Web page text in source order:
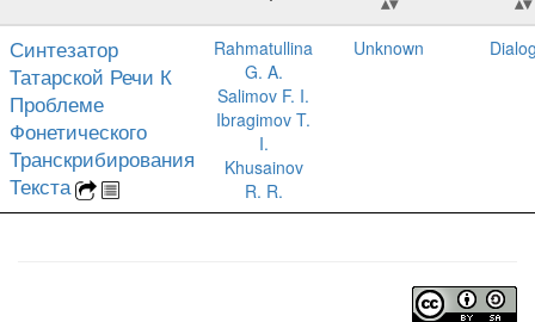
Синтезатор
Татарской Речи К
Проблеме
Фонетического
Транскрибирования
Текста
Rahmatullina
G. A.
Salimov F. I.
Ibragimov T.
I.
Khusainov
R. R.
Unknown